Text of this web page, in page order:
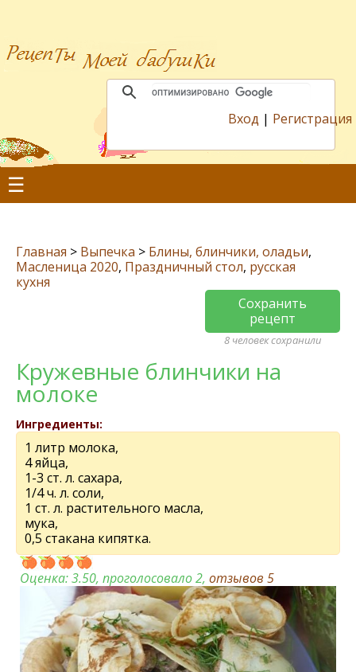
Вход | Регистрация
☰
Главная > Выпечка > Блины, блинчики, оладьи,
Масленица 2020, Праздничный стол, русская
кухня
Сохранить
рецепт
8 человек сохранили
Кружевные блинчики на
молоке
Ингредиенты:
1 литр молока,
4 яйца,
1-3 ст. л. сахара,
1/4 ч. л. соли,
1 ст. л. растительного масла,
мука,
0,5 стакана кипятка.
Оценка:3.50, проголосовало 2, отзывов 5